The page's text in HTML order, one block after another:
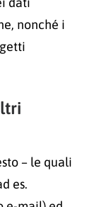
nonché i
– le quali
es.